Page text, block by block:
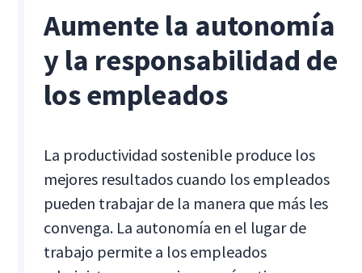
Aumente la autonomía
y la responsabilidad de
los empleados
La productividad sostenible produce los
mejores resultados cuando los empleados
pueden trabajar de la manera que más les
convenga. La autonomía en el lugar de
trabajo permite a los empleados